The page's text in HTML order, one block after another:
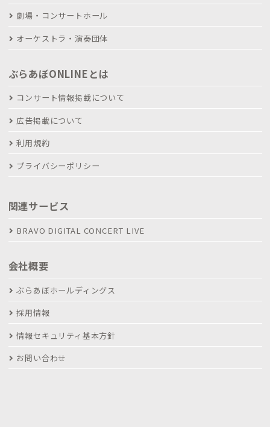
劇場・コンサートホール
オーケストラ・演奏団体
ぶらあぼONLINEとは
コンサート情報掲載について
広告掲載について
利用規約
プライバシーポリシー
関連サービス
BRAVO DIGITAL CONCERT LIVE
会社概要
ぶらあぼホールディングス
採用情報
情報セキュリティ基本方針
お問い合わせ